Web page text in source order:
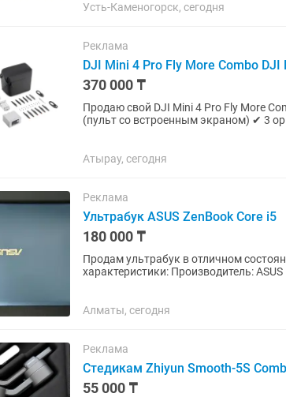
Усть-Каменогорск, сегодня
Реклама
DJI Mini 4 Pro Fly More Combo
370 000 ₸
Продаю свой DJI Mini 4 Pro Fly More Combo
(пульт со встроенным экраном) ✔ 3
Атырау, сегодня
Реклама
Ультрабук ASUS ZenBook Core i5
180 000 ₸
Продам ультрабук в отличном
характеристики: Производитель:
Алматы, сегодня
Реклама
Стедикам Zhiyun Smooth-5S
55 000 ₸